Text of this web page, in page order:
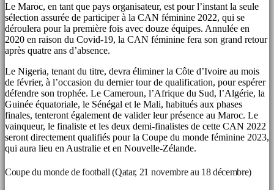
Le Maroc, en tant que pays organisateur, est pour l’instant la seule
sélection assurée de participer à la CAN féminine 2022, qui se
déroulera pour la première fois avec douze équipes. Annulée en
2020 en raison du Covid-19, la CAN féminine fera son grand retour
après quatre ans d’absence.
Le Nigeria, tenant du titre, devra éliminer la Côte d’Ivoire au mois
de février, à l’occasion du dernier tour de qualification, pour espérer
défendre son trophée. Le Cameroun, l’Afrique du Sud, l’Algérie, la
Guinée équatoriale, le Sénégal et le Mali, habitués aux phases
finales, tenteront également de valider leur présence au Maroc. Le
vainqueur, le finaliste et les deux demi-finalistes de cette CAN 2022
seront directement qualifiés pour la Coupe du monde féminine 2023,
qui aura lieu en Australie et en Nouvelle-Zélande.
Coupe du monde de football (Qatar, 21 novembre au 18 décembre)